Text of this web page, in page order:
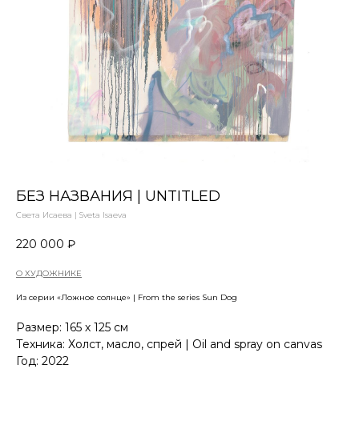
БЕЗ НАЗВАНИЯ | UNTITLED
Света Исаева | Sveta Isaeva
220 000 ₽
О ХУДОЖНИКЕ
Из серии «Ложное солнце» | From the series Sun Dog
Размер: 165 х 125 см
Техника: Холст, масло, спрей | Oil and spray on canvas
Год: 2022